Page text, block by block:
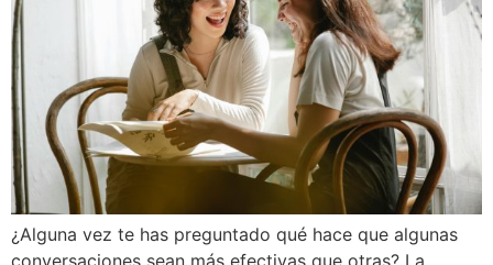
¿Alguna vez te has preguntado qué hace que algunas